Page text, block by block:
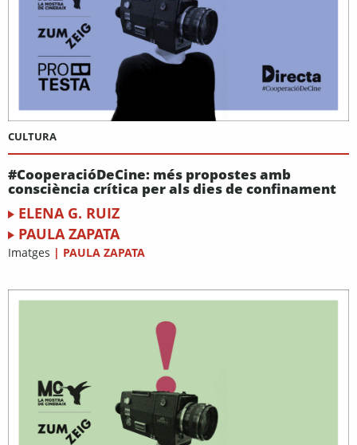
CULTURA
#CooperacióDeCine: més propostes amb
consciència crítica per als dies de confinament
ELENA G. RUIZ
PAULA ZAPATA
Imatges | PAULA ZAPATA